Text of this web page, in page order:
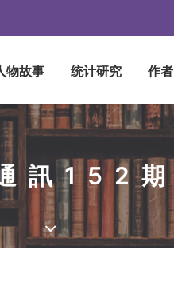
物故事 统计研究 作者
訊152期